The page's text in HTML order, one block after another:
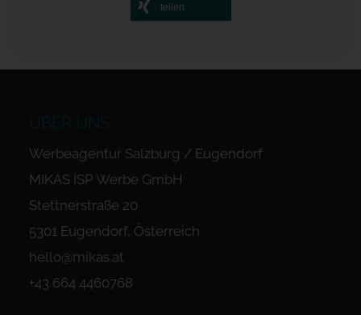
teilen
ÜBER UNS
Werbeagentur Salzburg / Eugendorf
MIKAS ISP Werbe GmbH
Stettnerstraße 20
5301 Eugendorf, Österreich
hello@mikas.at
+43 664 4460768